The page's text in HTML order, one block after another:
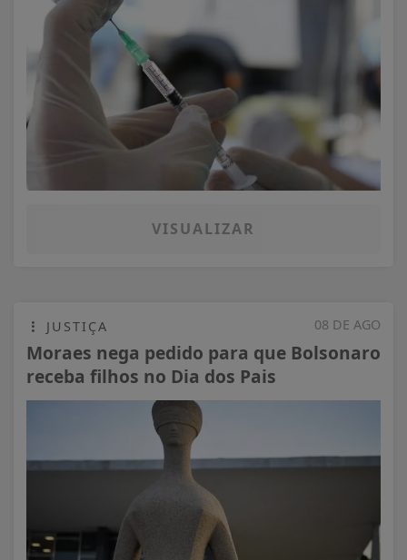
VISUALIZAR
08 DE AGO
JUSTIÇA
Moraes nega pedido para que Bolsonaro
receba filhos no Dia dos Pais